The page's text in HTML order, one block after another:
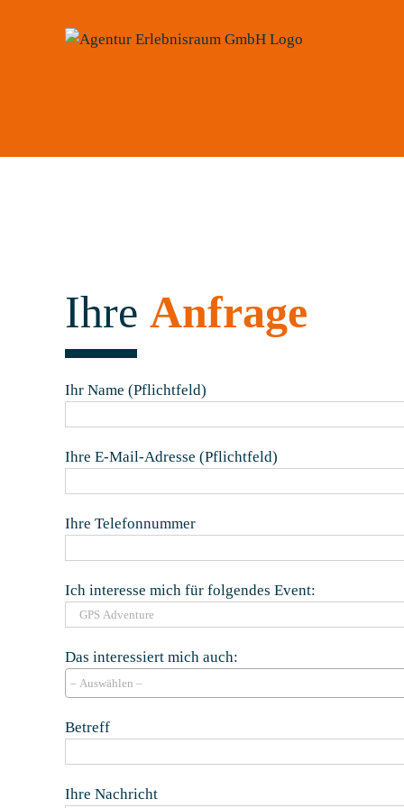
Ihre Anfrage
Ihr Name (Pflichtfeld)
Ihre E-Mail-Adresse (Pflichtfeld)
Ihre Telefonnummer
Ich interesse mich für folgendes Event:
Das interessiert mich auch:
Betreff
Ihre Nachricht